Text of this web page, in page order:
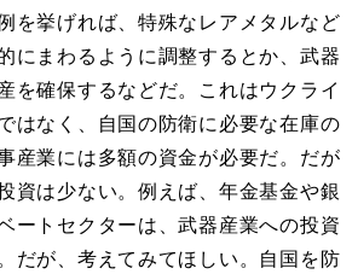
を挙げれば、特殊なレアメタルなど
にまわるように調整するとか、武器
を確保するなどだ。これはウクライ
はなく、自国の防衛に必要な在庫の
産業には多額の資金が必要だ。だが
資は少ない。例えば、年金基金や銀
ートセクターは、武器産業への投資
だが、考えてみてほしい。自国を防